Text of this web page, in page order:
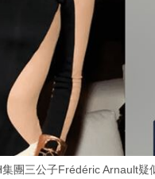
團三公子Frédéric Arnault疑